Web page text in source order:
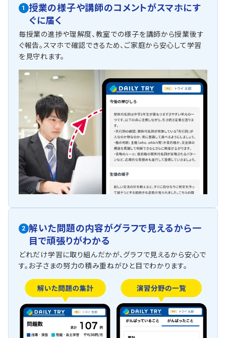
1
授業の様子や講師のコメントがスマホにす
ぐに届く
毎授業の進捗や理解度、教室での様子を講師から授業後す
ぐ報告。スマホで確認できるため、ご家庭から安心して学習
を見守れます。
2 解いた問題の内容がグラフで見えるから一
目で頑張りがわかる
どれだけ学習に取り組んだかが、グラフで見えるから安心で
す。お子さまの努力の積み重ねがひと目でわかります。